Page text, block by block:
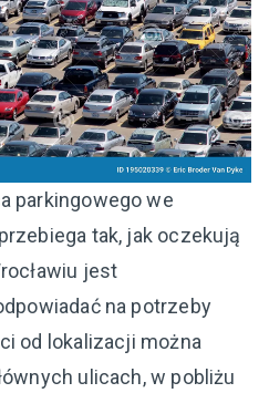
parkingowego we
tak, jak oczekują
jest
na potrzeby
od lokalizacji można
ulicach, w pobliżu